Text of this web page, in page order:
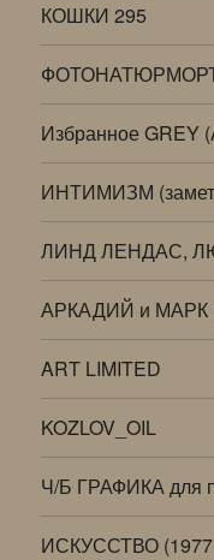
КОШКИ 295
Избранное GREY
ИНТИМИЗМ
ЛИНД ЛЕНДАС,
АРКАДИЙ и МАРК
ART LIMITED
KOZLOV_OIL
Ч/Б ГРАФИКА для
ИСКУССТВО (1977